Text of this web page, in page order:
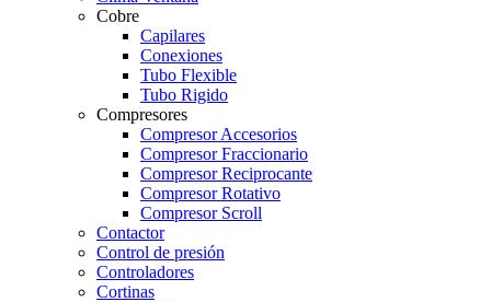
Cobre
Capilares
Conexiones
Tubo Flexible
Tubo Rigido
Compresores
Compresor Accesorios
Compresor Fraccionario
Compresor Reciprocante
Compresor Rotativo
Compresor Scroll
Contactor
Control de presión
Controladores
Cortinas